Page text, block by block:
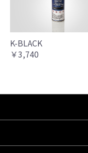
K-BLACK
￥3,740